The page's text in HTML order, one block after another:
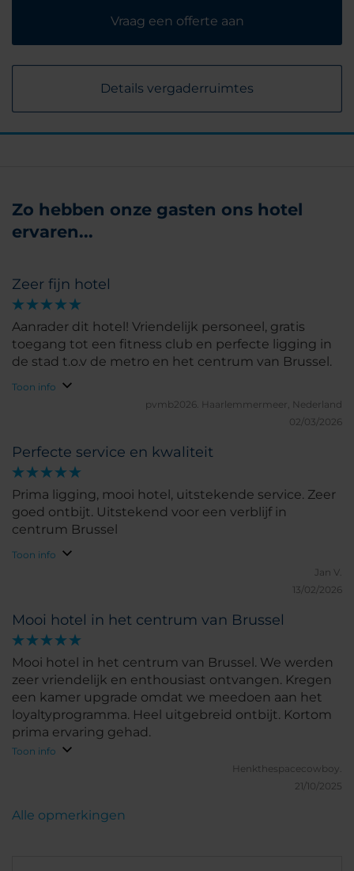
Vraag een offerte aan
Details vergaderruimtes
Zo hebben onze gasten ons hotel
ervaren...
Zeer fijn hotel
Aanrader dit hotel! Vriendelijk personeel, gratis
toegang tot een fitness club en perfecte ligging in
de stad t.o.v de metro en het centrum van Brussel.
Toon info
pvmb2026. Haarlemmermeer, Nederland
02/03/2026
Perfecte service en kwaliteit
Prima ligging, mooi hotel, uitstekende service. Zeer
goed ontbijt. Uitstekend voor een verblijf in
centrum Brussel
Toon info
Jan V.
13/02/2026
Mooi hotel in het centrum van Brussel
Mooi hotel in het centrum van Brussel. We werden
zeer vriendelijk en enthousiast ontvangen. Kregen
een kamer upgrade omdat we meedoen aan het
loyaltyprogramma. Heel uitgebreid ontbijt. Kortom
prima ervaring gehad.
Toon info
Henkthespacecowboy.
21/10/2025
Alle opmerkingen